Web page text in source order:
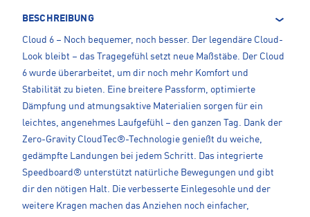
BESCHREIBUNG
Cloud 6 – Noch bequemer, noch besser. Der legendäre Cloud-
Look bleibt – das Tragegefühl setzt neue Maßstäbe. Der Cloud
6 wurde überarbeitet, um dir noch mehr Komfort und
Stabilität zu bieten. Eine breitere Passform, optimierte
Dämpfung und atmungsaktive Materialien sorgen für ein
leichtes, angenehmes Laufgefühl – den ganzen Tag. Dank der
Zero-Gravity CloudTec®-Technologie genießt du weiche,
gedämpfte Landungen bei jedem Schritt. Das integrierte
Speedboard® unterstützt natürliche Bewegungen und gibt
dir den nötigen Halt. Die verbesserte Einlegesohle und der
weitere Kragen machen das Anziehen noch einfacher,